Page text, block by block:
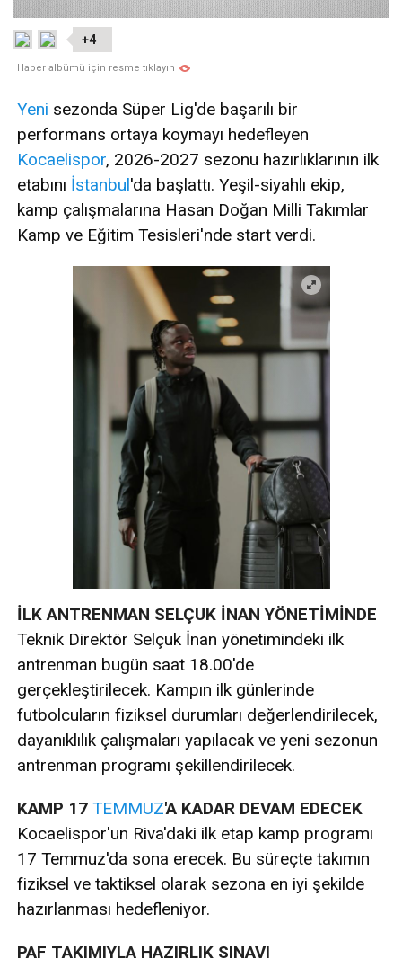
+4
Haber albümü için resme tıklayın
Yeni sezonda Süper Lig'de başarılı bir
performans ortaya koymayı hedefleyen
Kocaelispor, 2026-2027 sezonu hazırlıklarının ilk
etabını İstanbul'da başlattı. Yeşil-siyahlı ekip,
kamp çalışmalarına Hasan Doğan Milli Takımlar
Kamp ve Eğitim Tesisleri'nde start verdi.
İLK ANTRENMAN SELÇUK İNAN YÖNETİMİNDE
Teknik Direktör Selçuk İnan yönetimindeki ilk
antrenman bugün saat 18.00'de
gerçekleştirilecek. Kampın ilk günlerinde
futbolcuların fiziksel durumları değerlendirilecek,
dayanıklılık çalışmaları yapılacak ve yeni sezonun
antrenman programı şekillendirilecek.
KAMP 17 TEMMUZ'A KADAR DEVAM EDECEK
Kocaelispor'un Riva'daki ilk etap kamp programı
17 Temmuz'da sona erecek. Bu süreçte takımın
fiziksel ve taktiksel olarak sezona en iyi şekilde
hazırlanması hedefleniyor.
PAF TAKIMIYLA HAZIRLIK SINAVI